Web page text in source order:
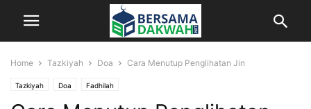
Home Tazkiyah Doa Cara Menutup Penglihatan Jin
Tazkiyah Doa Fadhilah